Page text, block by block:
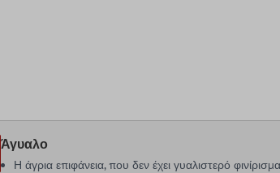
Άγυαλο
Η άγρια επιφάνεια, που δεν έχει γυαλιστερό